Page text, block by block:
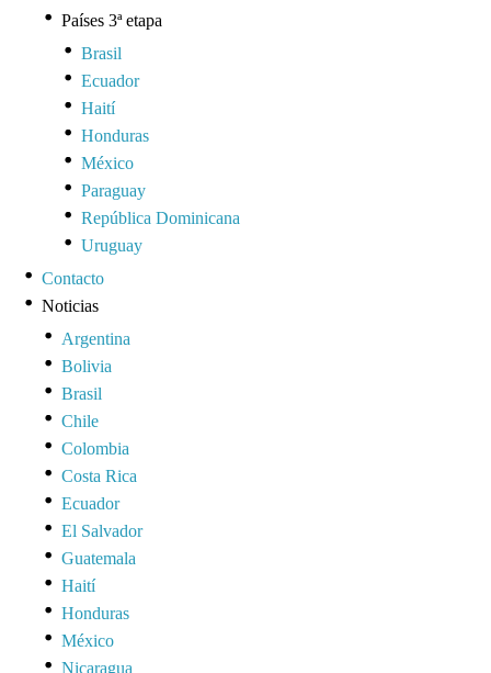
Países 3ª etapa
Brasil
Ecuador
Haití
Honduras
México
Paraguay
República Dominicana
Uruguay
Contacto
Noticias
Argentina
Bolivia
Brasil
Chile
Colombia
Costa Rica
Ecuador
El Salvador
Guatemala
Haití
Honduras
México
Nicaragua